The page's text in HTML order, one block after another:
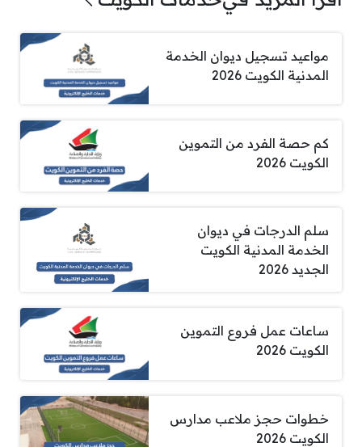
مواعيد تسجيل ديوان الخدمة
المدنية الكويت 2026
كم حصة الفرد من التموين
الكويت 2026
سلم الدرجات في ديوان
الخدمة المدنية الكويت
الجديد 2026
ساعات عمل فروع التموين
الكويت 2026
خطوات حجز ملاعب مدارس
الكويت 2026